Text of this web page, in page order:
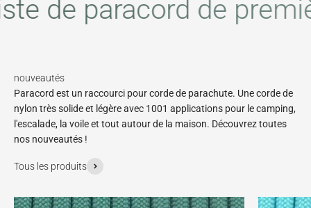
de paracord de
Paracord est un raccourci pour corde de parachute. Une corde de
nylon très solide et légère avec 1001 applications pour le camping,
l'escalade, la voile et tout autour de la maison. Découvrez toutes
nos nouveautés !
Tous les produits